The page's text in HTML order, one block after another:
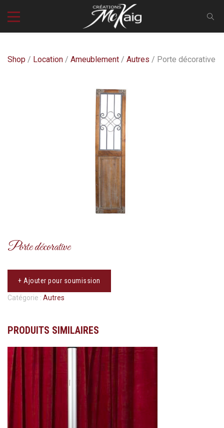
Shop / Location / Ameublement / Autres / Porte décorative
Porte décorative
+ Ajouter pour soumission
Catégorie : Autres
PRODUITS SIMILAIRES